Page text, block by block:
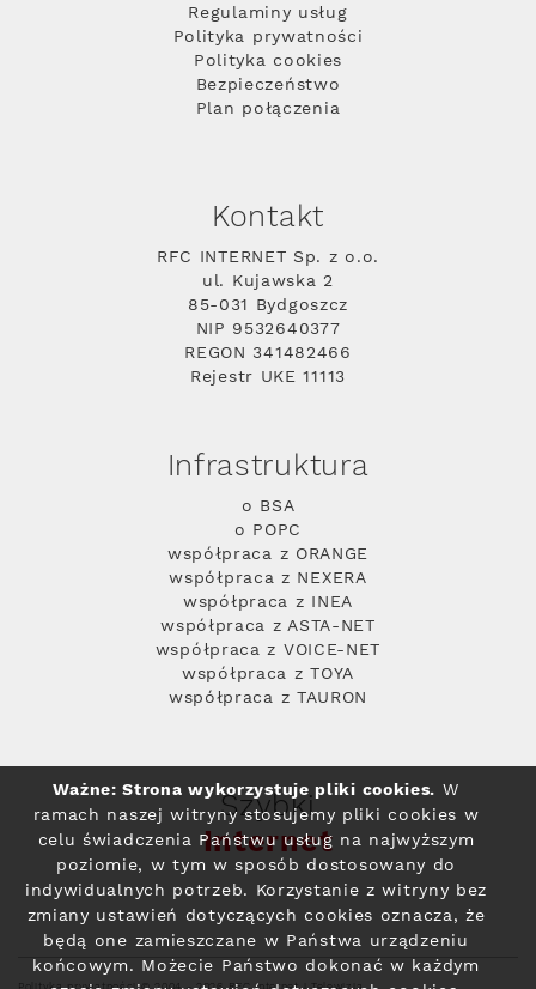
Regulaminy usług
Polityka prywatności
Polityka cookies
Bezpieczeństwo
Plan połączenia
Kontakt
RFC INTERNET Sp. z o.o.
ul. Kujawska 2
85-031 Bydgoszcz
NIP 9532640377
REGON 341482466
Rejestr UKE 11113
Infrastruktura
o BSA
o POPC
współpraca z ORANGE
współpraca z NEXERA
współpraca z INEA
współpraca z ASTA-NET
współpraca z VOICE-NET
współpraca z TOYA
współpraca z TAURON
Szybki
Internet
Ważne: Strona wykorzystuje pliki cookies. W
ramach naszej witryny stosujemy pliki cookies w
celu świadczenia Państwu usług na najwyższym
poziomie, w tym w sposób dostosowany do
indywidualnych potrzeb. Korzystanie z witryny bez
zmiany ustawień dotyczących cookies oznacza, że
będą one zamieszczane w Państwa urządzeniu
końcowym. Możecie Państwo dokonać w każdym